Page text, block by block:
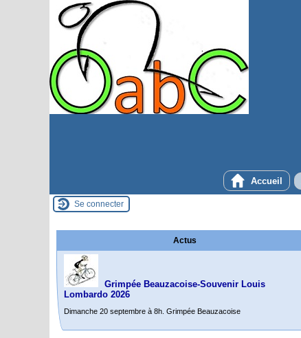
Accueil
Se connecter
Actus
Grimpée Beauzacoise-Souvenir Louis
Lombardo 2026
Dimanche 20 septembre à 8h. Grimpée Beauzacoise